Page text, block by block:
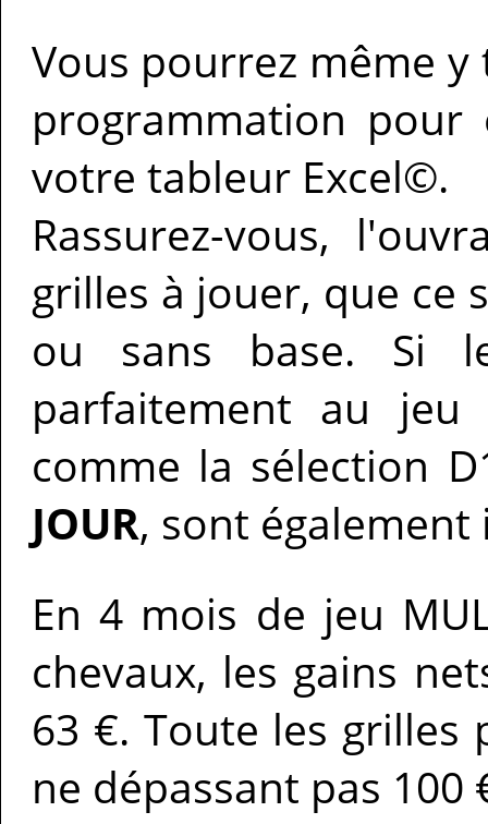
Vous pourrez même
programmation
votre tableur Excel©.
Rassurez-vous,
grilles à jouer, que ce
ou sans base. Si
parfaitement au
comme la sélection
JOUR, sont
En 4 mois de jeu
chevaux, les gains
63 €. Toute les grilles
ne dépassant pas